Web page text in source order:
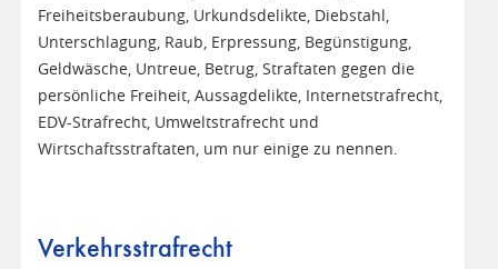
Freiheitsberaubung, Urkundsdelikte, Diebstahl,
Unterschlagung, Raub, Erpressung, Begünstigung,
Geldwäsche, Untreue, Betrug, Straftaten gegen die
persönliche Freiheit, Aussagdelikte, Internetstrafrecht,
EDV-Strafrecht, Umweltstrafrecht und
Wirtschaftsstraftaten, um nur einige zu nennen.
Verkehrsstrafrecht